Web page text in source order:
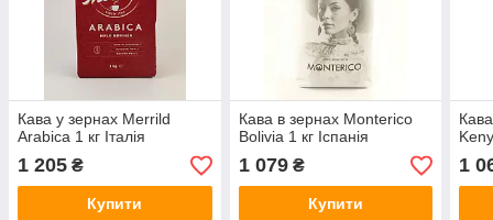
Кава у зернах Merrild
Arabica 1 кг Італія
1 205 ₴
Купити
Кава в зернах Monterico
Bolivia 1 кг Іспанія
1 079₴
Купити
1